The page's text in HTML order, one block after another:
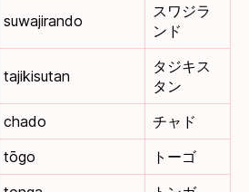
suwajirando
スワジラ
ンド
tajikisutan
タジキス
タン
chado
チャド
tōgo
トーゴ